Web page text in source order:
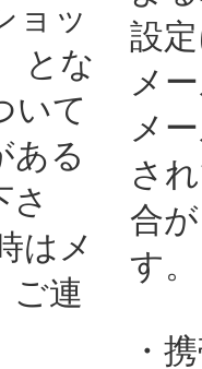
ョッ
とな
いて
ある
さ
はメ
ご連
設
メ
メ
さ
合
す。
・